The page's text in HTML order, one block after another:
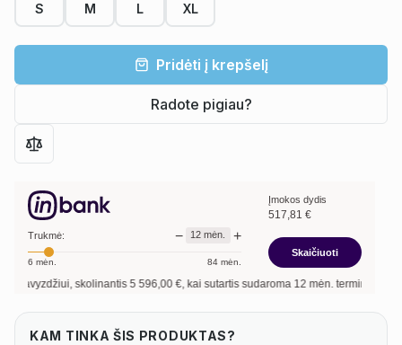
S M L XL
Pridėti į krepšelį
Radote pigiau?
Trukmė: − 12 mėn. +
6 mėn. 84mėn.
Įmokos dydis
517,81 €
Skaičiuoti
skolinantis5 596,00€, kai sutartis sudaroma12mėn. terminui, metinė
KAM TINKA ŠIS PRODUKTAS?